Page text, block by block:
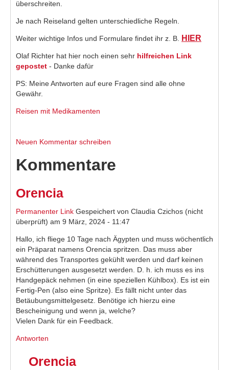
überschreiten.
Je nach Reiseland gelten unterschiedliche Regeln.
Weiter wichtige Infos und Formulare findet ihr z. B. HIER
Olaf Richter hat hier noch einen sehr hilfreichen Link
gepostet - Danke dafür
PS: Meine Antworten auf eure Fragen sind alle ohne
Gewähr.
Reisen mit Medikamenten
Neuen Kommentar schreiben
Kommentare
Orencia
Permanenter Link Gespeichert von Claudia Czichos (nicht
überprüft) am 9 März, 2024 - 11:47
Hallo, ich fliege 10 Tage nach Ägypten und muss wöchentlich
ein Präparat namens Orencia spritzen. Das muss aber
während des Transportes gekühlt werden und darf keinen
Erschütterungen ausgesetzt werden. D. h. ich muss es ins
Handgepäck nehmen (in eine speziellen Kühlbox). Es ist ein
Fertig-Pen (also eine Spritze). Es fällt nicht unter das
Betäubungsmittelgesetz. Benötige ich hierzu eine
Bescheinigung und wenn ja, welche?
Vielen Dank für ein Feedback.
Antworten
Orencia